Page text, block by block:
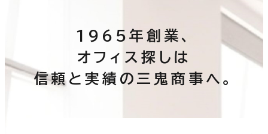
1965年創業、
オフィス探しは
信頼と実績の三鬼商事へ。